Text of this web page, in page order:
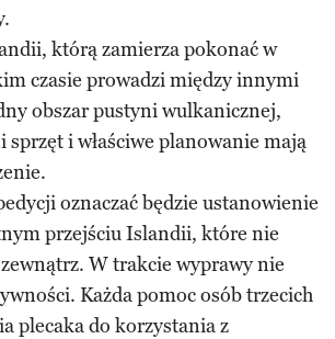
którą zamierza pokonać w
czasie prowadzi między innymi
obszar pustyni wulkanicznej,
sprzęt i właściwe planowanie mają
oznaczać będzie ustanowienie
przejściu Islandii, które nie
W trakcie wyprawy nie
Każda pomoc osób trzecich
plecaka do korzystania z